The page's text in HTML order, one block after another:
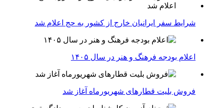
شرایط سفر ایرانیان خارج از کشور به حج اعلام شد
اعلام بودجه فرهنگ و هنر در سال ۱۴۰۵
فروش بلیت قطارهای شهریورماه آغاز شد